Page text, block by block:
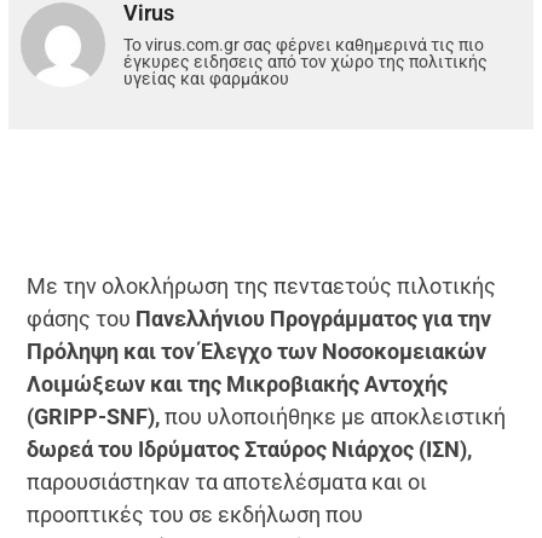
Virus
Το virus.com.gr σας φέρνει καθημερινά τις πιο
έγκυρες ειδησεις από τον χώρο της πολιτικής
υγείας και φαρμάκου
Με την ολοκλήρωση της πενταετούς πιλοτικής
φάσης του Πανελλήνιου Προγράμματος για την
Πρόληψη και τον Έλεγχο των Νοσοκομειακών
Λοιμώξεων και της Μικροβιακής Αντοχής
(GRIPP-SNF),που υλοποιήθηκε με αποκλειστική
δωρεά του Ιδρύματος Σταύρος Νιάρχος (ΙΣΝ),
παρουσιάστηκαν τα αποτελέσματα και οι
προοπτικές του σε εκδήλωση που